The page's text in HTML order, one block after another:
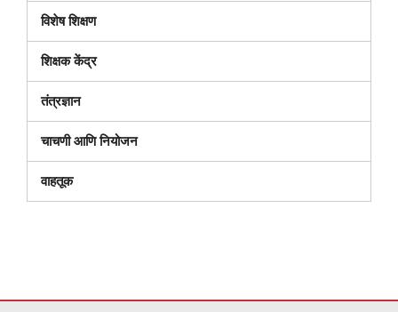
विशेष शिक्षण
शिक्षक केंद्र
तंत्रज्ञान
चाचणी आणि नियोजन
वाहतूक